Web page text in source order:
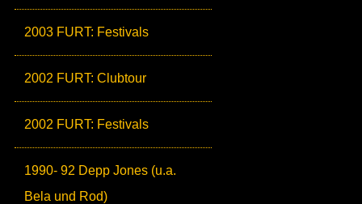
2003 FURT: Festivals
2002 FURT: Clubtour
2002 FURT: Festivals
1990- 92 Depp Jones (u.a.
Bela und Rod)